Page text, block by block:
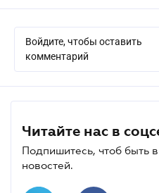
Войдите, чтобы оставить
комментарий
Читайте нас в
Подпишитесь, чтоб быть
новостей.